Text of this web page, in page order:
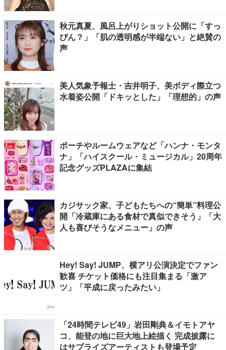
秋元真夏、風呂上がりショット公開に「すっ
ぴん？」「肌の透明感が半端ない」と絶賛の
声
美人気象予報士・吉井明子、美ボディ際立つ
水着姿公開「ドキッとした」「理想的」の声
ポーチやルームウェアなど「ハンナ・モンタ
ナ」「ハイスクール・ミュージカル」20周年
記念グッズPLAZAに集結
カジサック家、子どもたちへの“簡単”料理公
開「冷蔵庫にある食材で真似できそう」「大
人も喜びそうなメニュー」の声
Hey! Say! JUMP、横アリ公演決定でファン
歓喜 チケット価格にも注目集まる「激ア
ツ」「平成に戻ったみたい」
「24時間テレビ49」岩田剛典＆イモトアヤ
コ、能登の地に巨大地上絵描く 完成披露に
はサプライズアーティストも登場予定